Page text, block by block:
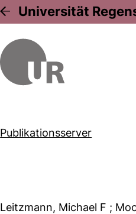
Universität
Publikationsserver
Leitzmann, Michael F ;